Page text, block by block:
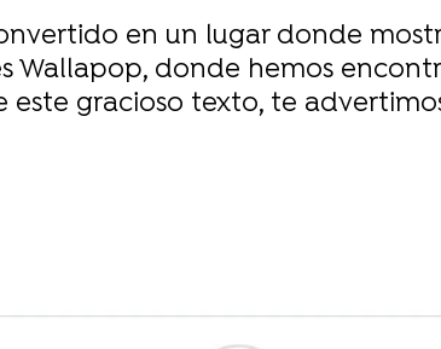
en un lugar donde
Wallapop, donde hemos
gracioso texto, te
en un examen y genera un intenso